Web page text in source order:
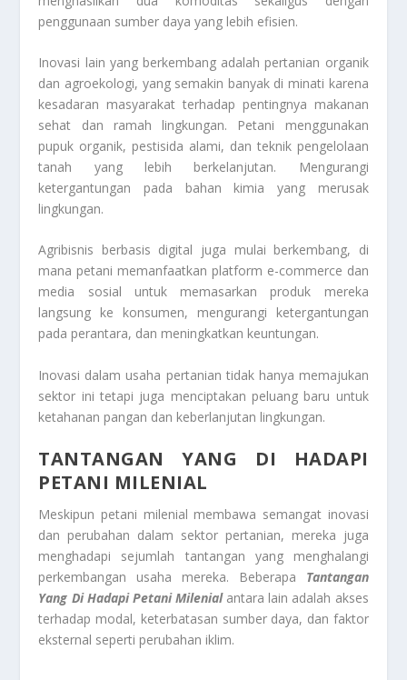
penggunaan sumber daya yang lebih efisien.
Inovasi lain yang berkembang adalah pertanian organik
dan agroekologi, yang semakin banyak di minati karena
kesadaran masyarakat terhadap pentingnya makanan
sehat dan ramah lingkungan. Petani menggunakan
pupuk organik, pestisida alami, dan teknik pengelolaan
tanah yang lebih berkelanjutan. Mengurangi
ketergantungan pada bahan kimia yang merusak
lingkungan.
Agribisnis berbasis digital juga mulai berkembang, di
mana petani memanfaatkan platform e-commerce dan
media sosial untuk memasarkan produk mereka
langsung ke konsumen, mengurangi ketergantungan
pada perantara, dan meningkatkan keuntungan.
Inovasi dalam usaha pertanian tidak hanya memajukan
sektor ini tetapi juga menciptakan peluang baru untuk
ketahanan pangan dan keberlanjutan lingkungan.
TANTANGAN YANG DI HADAPI
PETANI MILENIAL
Meskipun petani milenial membawa semangat inovasi
dan perubahan dalam sektor pertanian, mereka juga
menghadapi sejumlah tantangan yang menghalangi
perkembangan usaha mereka. Beberapa Tantangan
Yang Di Hadapi Petani Milenialantara lain adalah akses
terhadap modal, keterbatasan sumber daya, dan faktor
eksternal seperti perubahan iklim.